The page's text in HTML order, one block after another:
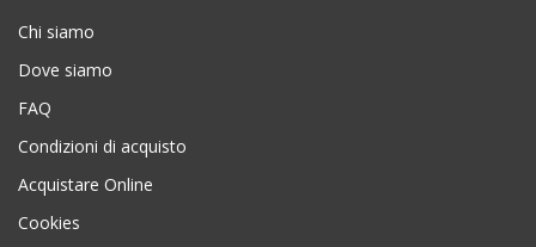
Chi siamo
Dove siamo
FAQ
Condizioni di acquisto
Acquistare Online
Cookies